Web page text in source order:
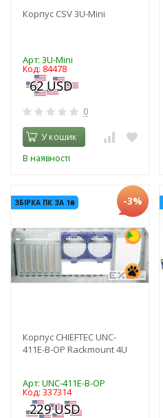
Корпус CSV 3U-Mini
Арт: 3U-Mini
Код: 84478
0
У кошик
В наявності
ЗБІРКА ПК ЗА 1₴ -3%
Корпус CHIEFTEC UNC-
411E-B-OP Rackmount 4U
Арт: UNC-411E-B-OP
Код: 337314